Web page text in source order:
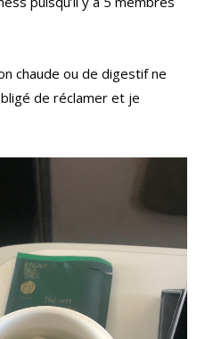
chaude ou de digestif ne
de réclamer et je